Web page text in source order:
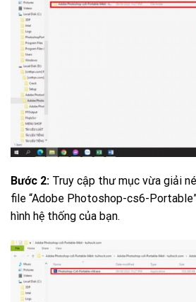
Bước 2: Truy cập thư mục vừa giải
file “Adobe Photoshop-cs6-
hình hệ thống của bạn.